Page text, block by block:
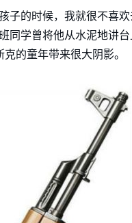
子的时候，我就很不喜
同学曾将他从水泥地讲
的童年带来很大阴影。